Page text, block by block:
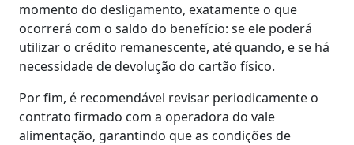
momento do desligamento, exatamente o que
ocorrerá com o saldo do benefício: se ele poderá
utilizar o crédito remanescente, até quando, e se há
necessidade de devolução do cartão físico.
Por fim, é recomendável revisar periodicamente o
contrato firmado com a operadora do vale
alimentação, garantindo que as condições de